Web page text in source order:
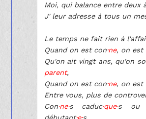
Moi, qui balance entre deux
J' leur adresse à tous un
Le temps ne fait rien à
Quand on est con·ne, on est
Qu'on ait vingt ans, qu'on
parent,
Quand on est con·ne, on est
Entre vous, plus de
Con·ne·s caduc·que·s ou